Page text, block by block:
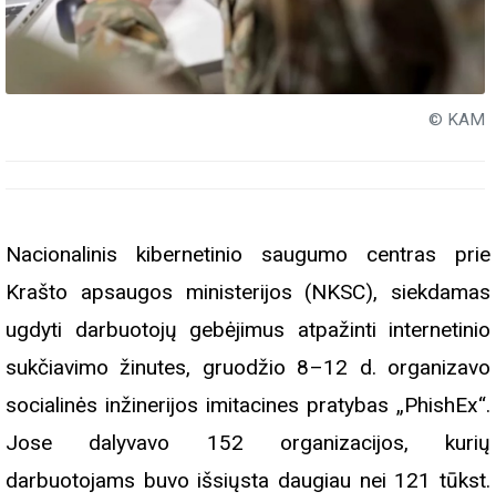
© KAM
Nacionalinis kibernetinio saugumo centras prie
Krašto apsaugos ministerijos (NKSC), siekdamas
ugdyti darbuotojų gebėjimus atpažinti internetinio
sukčiavimo žinutes, gruodžio 8–12 d. organizavo
socialinės inžinerijos imitacines pratybas „PhishEx“.
Jose dalyvavo 152 organizacijos, kurių
darbuotojams buvo išsiųsta daugiau nei 121 tūkst.